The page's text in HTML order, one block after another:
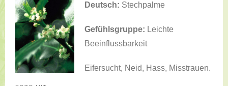
Deutsch: Stechpalme
Gefühlsgruppe: Leichte
Beeinflussbarkeit
Eifersucht, Neid, Hass, Misstrauen.